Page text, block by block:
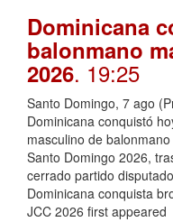
Dominicana
balonmano
2026. 19:25
Santo Domingo, 7 ago
Dominicana conquistó
masculino de
Santo Domingo 2026,
cerrado partido
Dominicana conquista
JCC 2026 first appeared